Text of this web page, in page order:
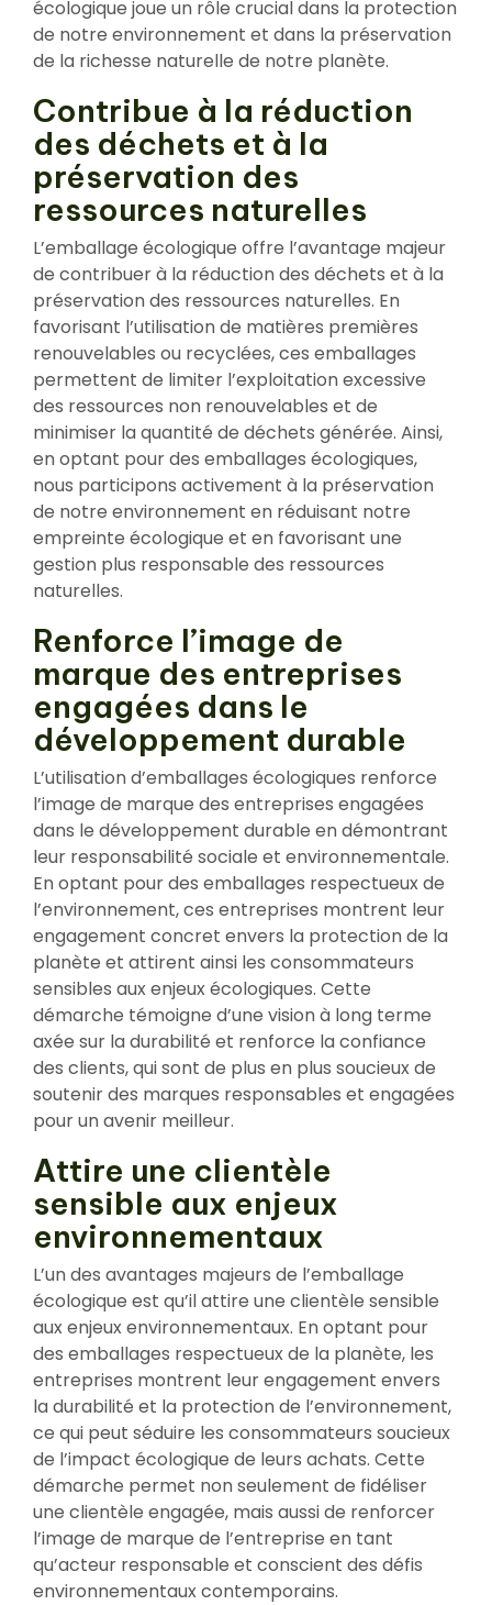
écologique joue un rôle crucial dans la protection
de notre environnement et dans la préservation
de la richesse naturelle de notre planète.
Contribue à la réduction
des déchets et à la
préservation des
ressources naturelles
L’emballage écologique offre l’avantage majeur
de contribuer à la réduction des déchets et à la
préservation des ressources naturelles. En
favorisant l’utilisation de matières premières
renouvelables ou recyclées, ces emballages
permettent de limiter l’exploitation excessive
des ressources non renouvelables et de
minimiser la quantité de déchets générée. Ainsi,
en optant pour des emballages écologiques,
nous participons activement à la préservation
de notre environnement en réduisant notre
empreinte écologique et en favorisant une
gestion plus responsable des ressources
naturelles.
Renforce l’image de
marque des entreprises
engagées dans le
développement durable
L’utilisation d’emballages écologiques renforce
l’image de marque des entreprises engagées
dans le développement durable en démontrant
leur responsabilité sociale et environnementale.
En optant pour des emballages respectueux de
l’environnement, ces entreprises montrent leur
engagement concret envers la protection de la
planète et attirent ainsi les consommateurs
sensibles aux enjeux écologiques. Cette
démarche témoigne d’une vision à long terme
axée sur la durabilité et renforce la confiance
des clients, qui sont de plus en plus soucieux de
soutenir des marques responsables et engagées
pour un avenir meilleur.
Attire une clientèle
sensible aux enjeux
environnementaux
L’un des avantages majeurs de l’emballage
écologique est qu’il attire une clientèle sensible
aux enjeux environnementaux. En optant pour
des emballages respectueux de la planète, les
entreprises montrent leur engagement envers
la durabilité et la protection de l’environnement,
ce qui peut séduire les consommateurs soucieux
de l’impact écologique de leurs achats. Cette
démarche permet non seulement de fidéliser
une clientèle engagée, mais aussi de renforcer
l’image de marque de l’entreprise en tant
qu’acteur responsable et conscient des défis
environnementaux contemporains.